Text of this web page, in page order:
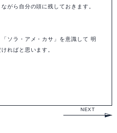
がら自分の頭に残しておきます。
ソラ・アメ・カサ」を意識して 明
ればと思います。
NEXT